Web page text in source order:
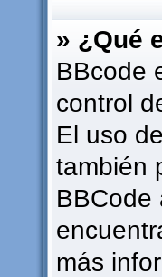
» ¿Qué
BBcode
control
El uso
también
BBCode
más